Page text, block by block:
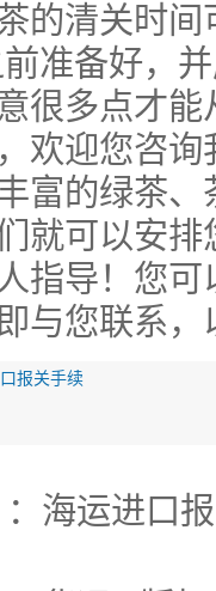
的清关时
准备好，
很多点才
欢迎您咨
富的绿茶
就可以安
指导！您
与您联系
报关手续
海运进口